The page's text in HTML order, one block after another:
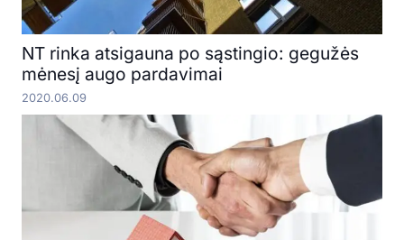
NT rinka atsigauna po sąstingio: gegužės
mėnesį augo pardavimai
2020.06.09